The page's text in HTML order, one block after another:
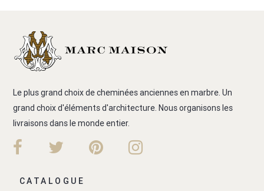
Le plus grand choix de cheminées anciennes en marbre. Un
grand choix d'éléments d'architecture. Nous organisons les
livraisons dans le monde entier.
CATALOGUE